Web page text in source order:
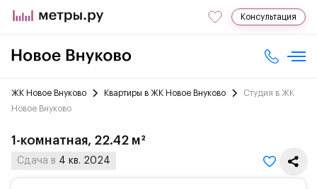
Консультация
ЖК Новое Внуково Квартиры в ЖК Новое Внуково
Студия в ЖК
Новое Внуково
1-комнатная, 22.42 м²
Сдача в 4 кв. 2024